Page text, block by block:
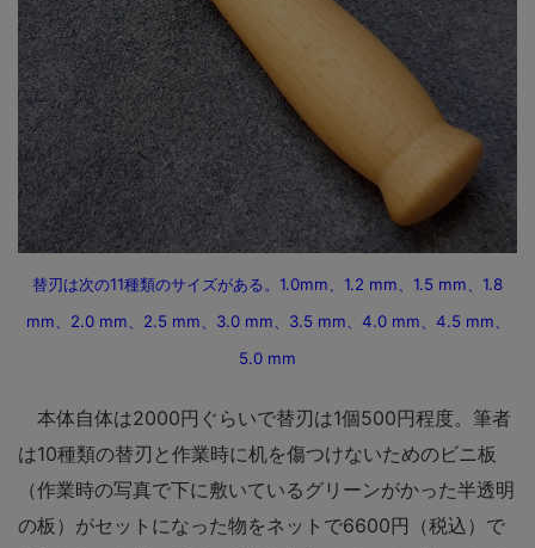
替刃は次の11種類のサイズがある。1.0mm、1.2 mm、1.5 mm、1.8
mm、2.0 mm、2.5 mm、3.0 mm、3.5 mm、4.0 mm、4.5 mm、
5.0 mm
本体自体は2000円ぐらいで替刃は1個500円程度。筆者
は10種類の替刃と作業時に机を傷つけないためのビニ板
（作業時の写真で下に敷いているグリーンがかった半透明
の板）がセットになった物をネットで6600円（税込）で